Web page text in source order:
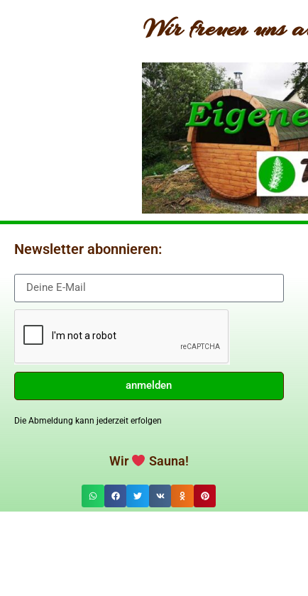
Wir freuen uns
Newsletter abonnieren:
anmelden
Die Abmeldung kann jederzeit erfolgen
Wir Sauna!